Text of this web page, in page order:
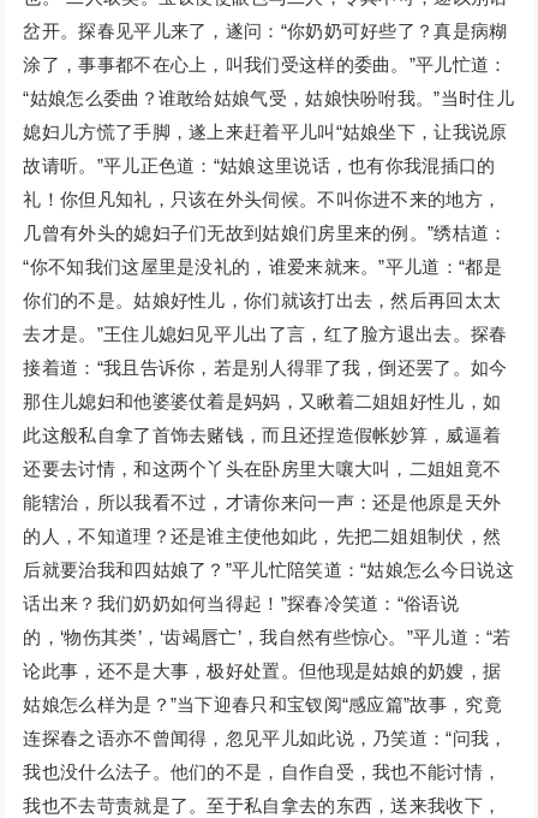
岔开。探春见平儿来了，遂问：“你奶奶可好些了？真是病糊
涂了，事事都不在心上，叫我们受这样的委曲。”平儿忙道：
“姑娘怎么委曲？谁敢给姑娘气受，姑娘快吩咐我。”当时住儿
媳妇儿方慌了手脚，遂上来赶着平儿叫“姑娘坐下，让我说原
故请听。”平儿正色道：“姑娘这里说话，也有你我混插口的
礼！你但凡知礼，只该在外头伺候。不叫你进不来的地方，
几曾有外头的媳妇子们无故到姑娘们房里来的例。”绣桔道：
“你不知我们这屋里是没礼的，谁爱来就来。”平儿道：“都是
你们的不是。姑娘好性儿，你们就该打出去，然后再回太太
去才是。”王住儿媳妇见平儿出了言，红了脸方退出去。探春
接着道：“我且告诉你，若是别人得罪了我，倒还罢了。如今
那住儿媳妇和他婆婆仗着是妈妈，又瞅着二姐姐好性儿，如
此这般私自拿了首饰去赌钱，而且还捏造假帐妙算，威逼着
还要去讨情，和这两个丫头在卧房里大嚷大叫，二姐姐竟不
能辖治，所以我看不过，才请你来问一声：还是他原是天外
的人，不知道理？还是谁主使他如此，先把二姐姐制伏，然
后就要治我和四姑娘了？”平儿忙陪笑道：“姑娘怎么今日说这
话出来？我们奶奶如何当得起！”探春冷笑道：“俗语说
的，‘物伤其类’，‘齿竭唇亡’，我自然有些惊心。”平儿道：“若
论此事，还不是大事，极好处置。但他现是姑娘的奶嫂，据
姑娘怎么样为是？”当下迎春只和宝钗阅“感应篇”故事，究竟
连探春之语亦不曾闻得，忽见平儿如此说，乃笑道：“问我，
我也没什么法子。他们的不是，自作自受，我也不能讨情，
我也不去苛责就是了。至于私自拿去的东西，送来我收下，